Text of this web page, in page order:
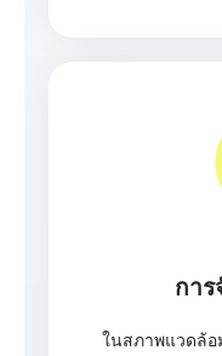
กา
ในสภาพแวดล้อ